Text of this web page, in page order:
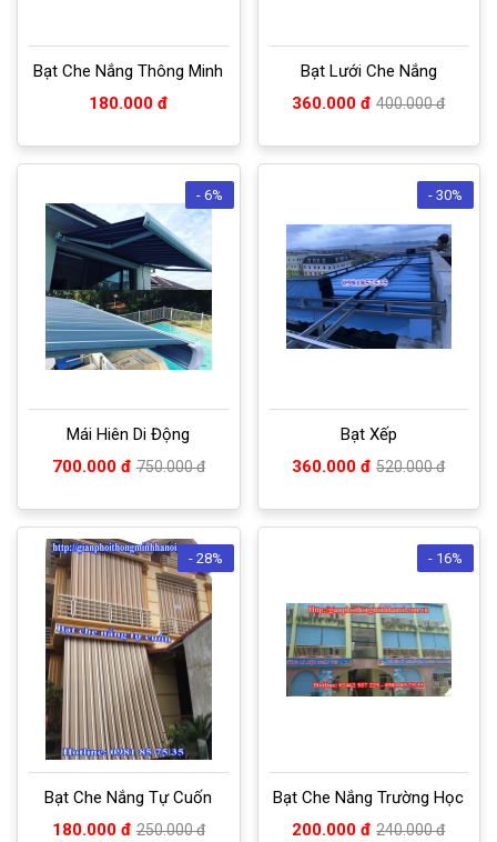
Bạt Che Nắng Thông Minh
180.000 đ
Bạt Lưới Che Nắng
360.000 đ 400.000 đ
- 6%
Mái Hiên Di Động
700.000 đ 750.000 đ
- 30%
Bạt Xếp
360.000 đ 520.000 đ
- 28%
Bạt Che Nắng Tự Cuốn
180.000 đ 250.000 đ
- 16%
Bạt Che Nắng Trường Học
200.000 đ 240.000 đ